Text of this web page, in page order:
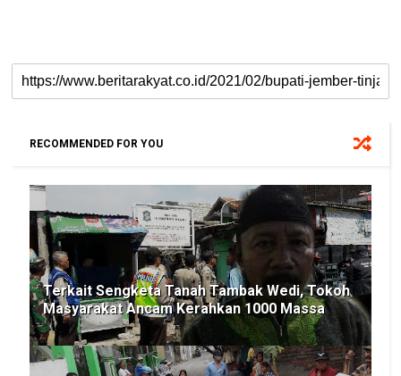
RECOMMENDED FOR YOU
Terkait Sengketa Tanah Tambak Wedi, Tokoh
Masyarakat Ancam Kerahkan 1000 Massa